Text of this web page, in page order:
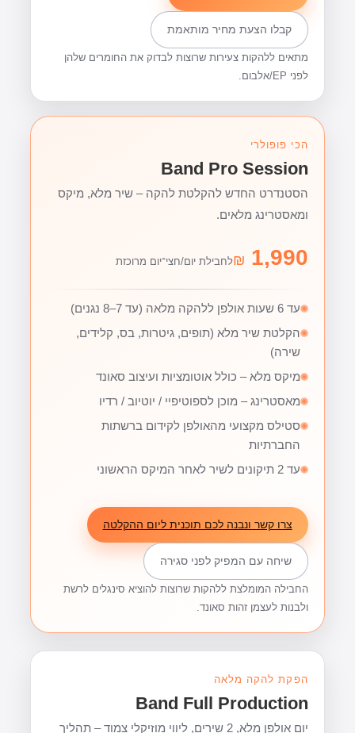
קבלו הצעת מחיר מותאמת
מתאים ללהקות צעירות שרוצות לבדוק את החומרים שלהן
לפני EP/אלבום.
הכי פופולרי
Band Pro Session
הסטנדרט החדש להקלטת להקה – שיר מלא, מיקס
ומאסטרינג מלאים.
1,990
₪לחבילת יום/חצי־יום מרוכזת
עד 6 שעות אולפן ללהקה מלאה (עד 7–8 נגנים)
הקלטת שיר מלא (תופים, גיטרות, בס, קלידים,
שירה)
מיקס מלא – כולל אוטומציות ועיצוב סאונד
מאסטרינג – מוכן לספוטיפיי / יוטיוב / רדיו
סטילס מקצועי מהאולפן לקידום ברשתות
החברתיות
עד 2 תיקונים לשיר לאחר המיקס הראשוני
צרו קשר ונבנה לכם תוכנית ליום ההקלטה
שיחה עם המפיק לפני סגירה
החבילה המומלצת ללהקות שרוצות להוציא סינגלים לרשת
ולבנות לעצמן זהות סאונד.
הפקת להקה מלאה
Band Full Production
יום אולפן מלא, 2 שירים, ליווי מוזיקלי צמוד – תהליך